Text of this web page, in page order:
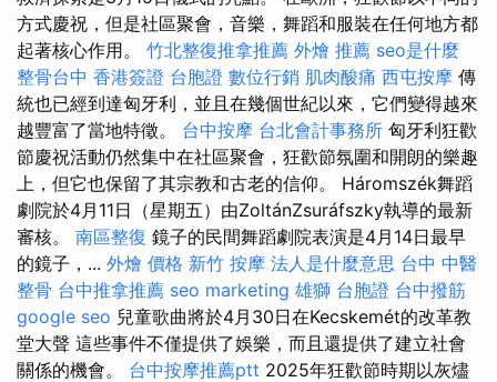
方式慶祝，但是社區聚會，音樂，舞蹈和服裝在任何地方都
起著核心作用。 竹北整復推拿推薦 外燴 推薦 seo是什麼
整骨台中 香港簽證 台胞證 數位行銷 肌肉酸痛 西屯按摩 傳
統也已經到達匈牙利，並且在幾個世紀以來，它們變得越來
越豐富了當地特徵。 台中按摩 台北會計事務所 匈牙利狂歡
節慶祝活動仍然集中在社區聚會，狂歡節氛圍和開朗的樂趣
上，但它也保留了其宗教和古老的信仰。 Háromszék舞蹈
劇院於4月11日（星期五）由ZoltánZsuráfszky執導的最新
審核。 南區整復 鏡子的民間舞蹈劇院表演是4月14日最早
的鏡子，... 外燴 價格 新竹 按摩 法人是什麼意思 台中 中醫
整骨 台中推拿推薦 seo marketing 雄獅 台胞證 台中撥筋
google seo 兒童歌曲將於4月30日在Kecskemét的改革教
堂大聲 這些事件不僅提供了娛樂，而且還提供了建立社會
關係的機會。 台中按摩推薦ptt 2025年狂歡節時期以灰燼